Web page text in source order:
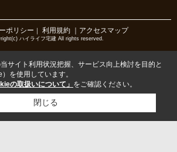
ポリシー ｜ 利用規約 ｜アクセスマップ
ハイライフ宅建 All rights reserved.
サイト利用状況把握、サービス向上検討を目的と
を使用しています。
の取扱いについて」 をご確認ください。
閉じる